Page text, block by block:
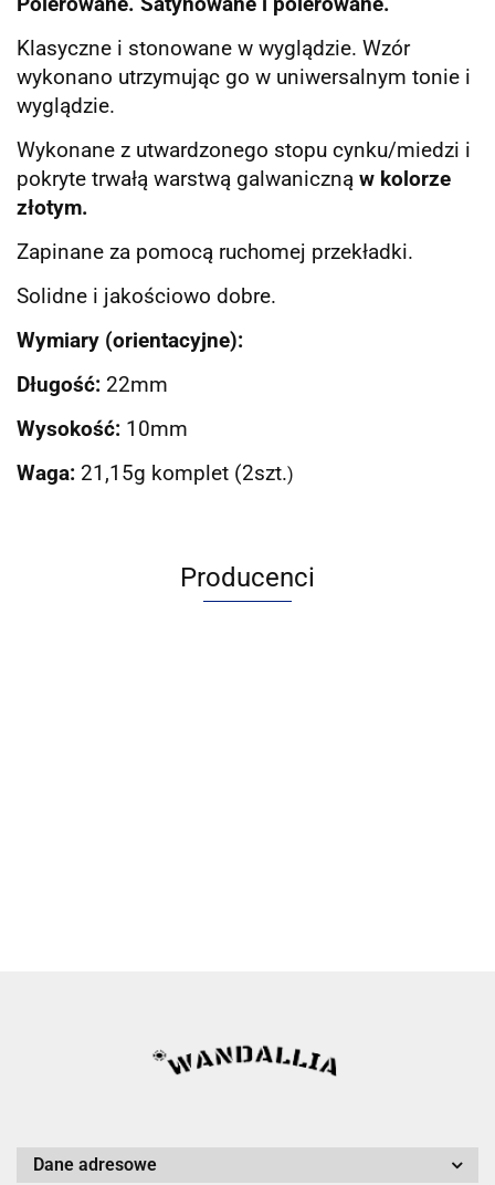
Klasyczne i stonowane w wyglądzie. Wzór
wykonano utrzymując go w uniwersalnym tonie i
wyglądzie.
Wykonane z utwardzonego stopu cynku/miedzi i
pokryte trwałą warstwą galwaniczną w kolorze
złotym.
Zapinane za pomocą ruchomej przekładki.
Solidne i jakościowo dobre.
Wymiary (orientacyjne):
Długość: 22mm
Wysokość: 10mm
Waga: 21,15g komplet (2szt.)
Producenci
Dane adresowe